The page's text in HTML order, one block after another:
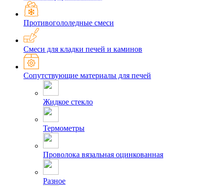
Противогололедные смеси
Смеси для кладки печей и каминов
Сопутствующие материалы для печей
Жидкое стекло
Термометры
Проволока вязальная оцинкованная
Разное